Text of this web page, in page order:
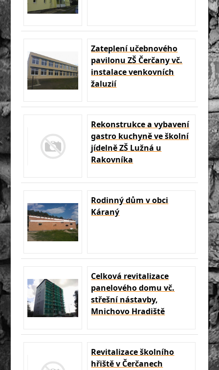
Zateplení učebnového
pavilonu ZŠ Čerčany vč.
instalace venkovních
žaluzií
Rekonstrukce a vybavení
gastro kuchyně ve školní
jídelně ZŠ Lužná u
Rakovníka
Rodinný dům v obci
Káraný
Celková revitalizace
panelového domu vč.
střešní nástavby,
Mnichovo Hradiště
Revitalizace školního
hřiště v Čerčanech